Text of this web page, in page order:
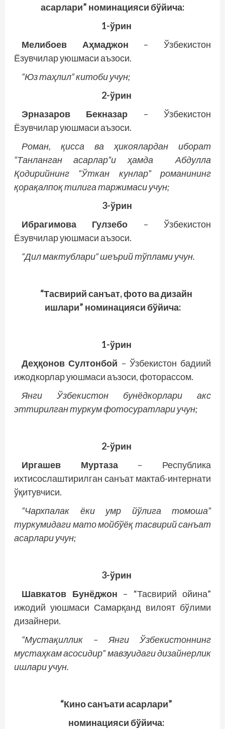
асарлари” номинацияси бўйича:
1-ўрин
Мелибоев Аҳмаджон – Ўзбекистон
Ёзувчилар уюшмаси аъзоси.
“Юз таҳлил” китоби учун;
2-ўрин
Эрназаров Бекназар – Ўзбекистон
Ёзувчилар уюшмаси аъзоси.
Роман, қисса ва ҳикоялардан иборат
“Танланган асарлар”и ҳамда Абдулла
Қодирийнинг “Ўткан кунлар” романининг
қорақалпоқ тилига таржимаси учун;
3-ўрин
Ибрагимова Гулзебо – Ўзбекистон
Ёзувчилар уюшмаси аъзоси.
“Дил мактублари” шеърий тўплами учун.
“Тасвирий санъат, фото ва дизайн
ишлари” номинацияси бўйича:
1-ўрин
Деҳқонов Султонбой – Ўзбекистон бадиий
ижодкорлар уюшмаси аъзоси, фоторассом.
Янги Ўзбекистон бунёдкорлари акс
эттирилган туркум фотосуратлари учун;
2-ўрин
Иргашев Муртаза– Республика
ихтисослаштирилган санъат мактаб-интернати
ўқитувчиси.
“Чархпалак ёки умр йўлига томоша”
туркумидаги мато мойбўёқ тасвирий санъат
асарлари учун;
3-ўрин
Шавкатов Бунёджон – “Тасвирий ойина”
ижодий уюшмаси Самарқанд вилоят бўлими
дизайнери.
“Мустақиллик – Янги Ўзбекистоннинг
мустаҳкам асосидир” мавзуидаги дизайнерлик
ишлари учун.
“Кино санъати асарлари”
номинацияси бўйича: